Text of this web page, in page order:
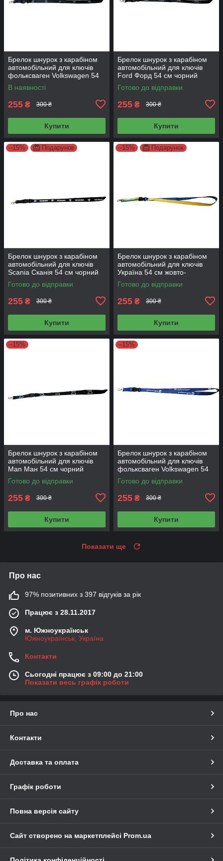
Брелок шнурок з карабіном
автомобільний для ключів
фольксваген Volkswagen 54
см чорний
В наявності
255 ₴ 300 ₴
Купити
Брелок шнурок з карабіном
автомобільний для ключів
Ford Форд 54 см чорний
Готово до відправки
255 ₴ 300 ₴
Купити
–15% Подарунок
Брелок шнурок з карабіном
автомобільний для ключів
Scania Сканія 54 см чорний
Готово до відправки
255 ₴ 300 ₴
Купити
–15% Подарунок
Брелок шнурок з карабіном
автомобільний для ключів
Україна 54 см жовто-
блакитний
Готово до відправки
255 ₴ 300 ₴
Купити
–15%
Брелок шнурок з карабіном
автомобільний для ключів
Man Ман 54 см чорний
Готово до відправки
255 ₴ 300 ₴
Купити
–15%
Брелок шнурок з карабіном
автомобільний для ключів
фольксваген Volkswagen 54
см синій
Готово до відправки
255 ₴ 300 ₴
Купити
Показати ще
Про нас
97% позитивних з 397 відгуків за рік
Працює з 28.11.2017
м. Южноукраїнськ
Южноукраїнськ, Україна
Контакти
Сьогодні працює з 09:00 до 21:00
Показати весь графік роботи
Про нас
Контакти
Доставка та оплата
Графік роботи
Повна версія сайту
Сайт створено на маркетплейсі Prom.ua